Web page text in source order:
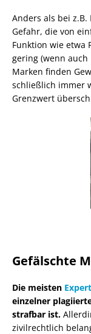
Anders als bei
Gefahr, die von
Funktion wie etwa
gering (wenn
Marken finden
schließlich immer
Grenzwert
Gefälschte
Die meisten
einzelner
strafbar ist.
zivilrechtlich